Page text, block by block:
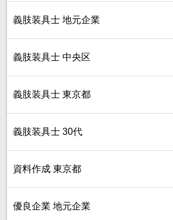
義肢装具士 地元企業
義肢装具士 中央区
義肢装具士 東京都
義肢装具士 30代
資料作成 東京都
優良企業 地元企業